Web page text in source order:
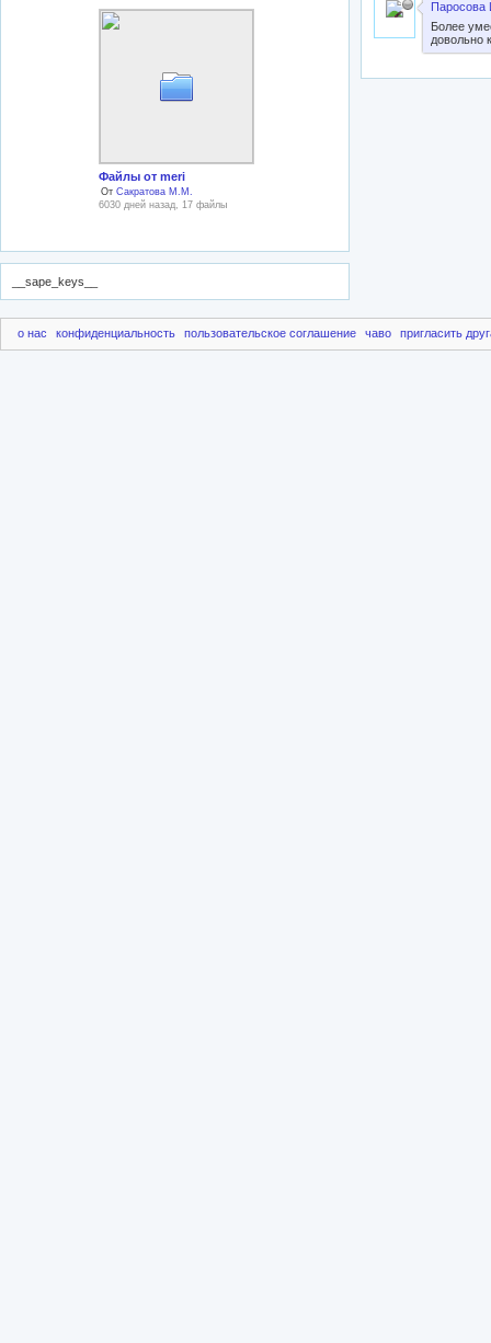
Файлы от meri
От Сакратова М.М.
6030 дней назад, 17 файлы
__sape_keys__
Паросова
Более
довольно
о нас конфиденциальность пользовательское соглашение чаво пригласить